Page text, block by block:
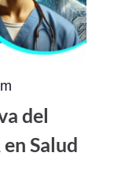
del
Salud